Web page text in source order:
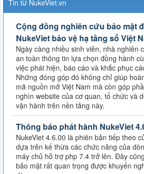
Tin từ NukeViet.vn
Cộng đồng nghiên cứu bảo mật
NukeViet bảo vệ hạ tầng số Việt
Ngày càng nhiều sinh viên, nhà nghiên
an toàn thông tin lựa chọn đồng hành
việc phát hiện, báo cáo và khắc phục
Những đóng góp đó không chỉ giúp
mã nguồn mở Việt Nam mà còn góp
nghìn website của cơ quan, tổ chức và
vận hành trên nền tảng này.
Thông báo phát hành NukeViet
NukeViet 4.6.00 là phiên bản tiếp theo
dựa trên kế thừa các chức năng của
máy chủ hỗ trợ php 7.4 trở lên. Đây
bảo mật rất quan trọng được khuyến